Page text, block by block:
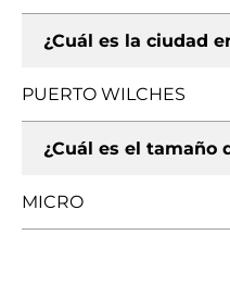
¿Cuál es la ciudad
PUERTO WILCHES
¿Cuál es el tamaño
MICRO